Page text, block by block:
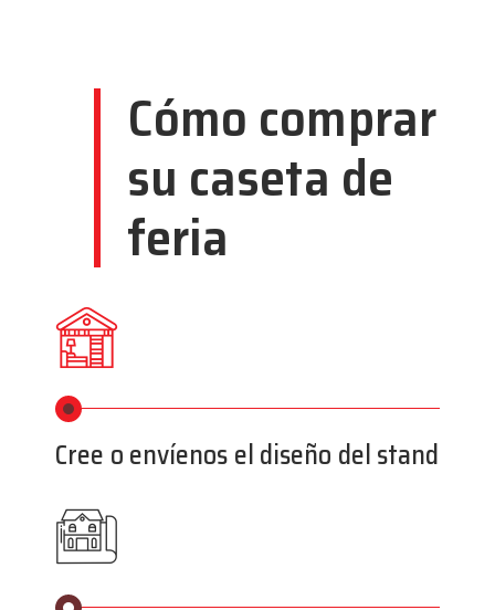
Cómo comprar
su caseta de
feria
Cree o envíenos el diseño del stand